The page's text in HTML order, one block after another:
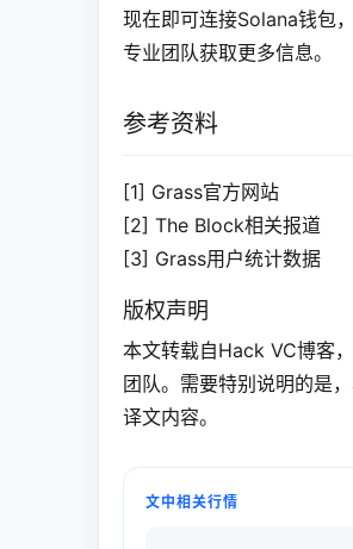
现在即可连接Solana钱包
专业团队获取更多信息。
参考资料
[1] Grass官方网站
[2] The Block相关报道
[3] Grass用户统计数据
版权声明
本文转载自Hack VC博客
团队。需要特别说明的是
译文内容。
文中相关行情